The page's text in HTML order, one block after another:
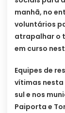
manhã, no
voluntários
atrapalhar o
em curso
Equipes de
vítimas
sul e nos
Paiporta e